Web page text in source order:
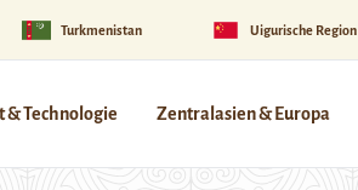
Turkmenistan Uigurische Region
& Technologie Zentralasien & Europa